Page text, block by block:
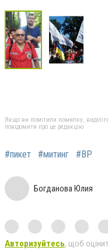
Якщо ви помітили помилку,
повідомити про це редакцію
#пикет #митинг #ВР
Богданова Юлия
Авторизуйтесь, щоб